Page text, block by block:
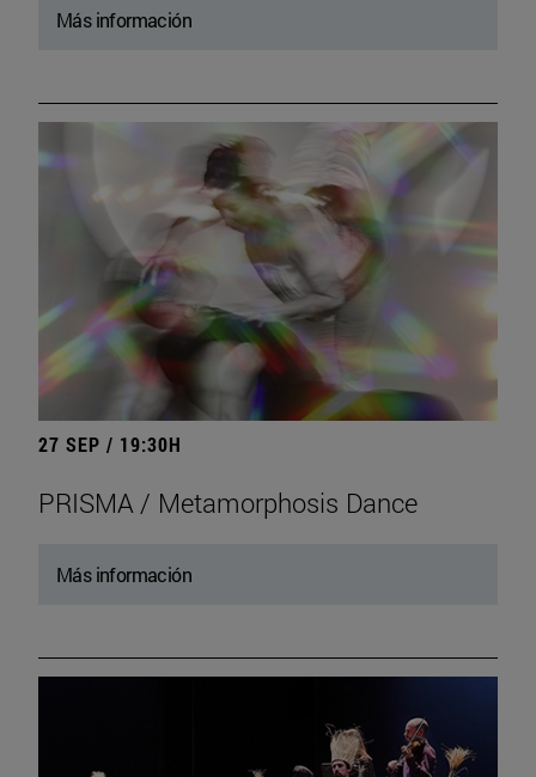
Más información
27 SEP / 19:30H
PRISMA / Metamorphosis Dance
Más información